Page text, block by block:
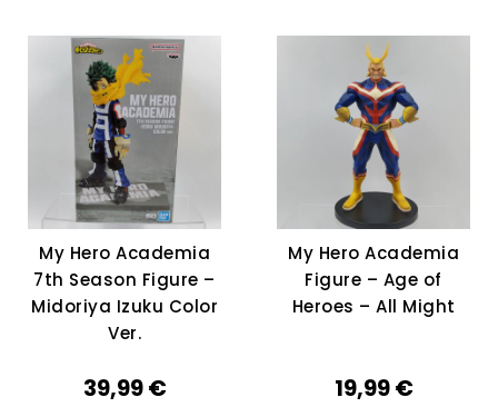
My Hero Academia
7th Season Figure –
Midoriya Izuku Color
Ver.
39,99€
My Hero Academia
Figure – Age of
Heroes – All Might
19,99€